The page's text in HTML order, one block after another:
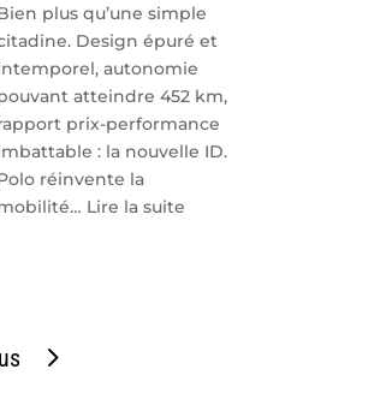
plus qu’une simple
Design épuré et
autonomie
atteindre 452 km,
prix-performance
: la nouvelle ID.
réinvente la
Lire la suite